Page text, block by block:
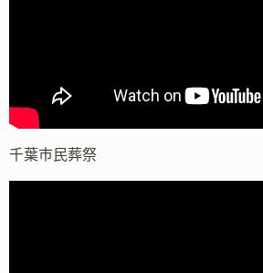
千葉市民葬祭